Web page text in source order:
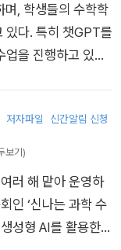
, 학생들의 수학학
있다. 특히 챗GPT를
을 진행하고 있으
저자파일 신간알림 신청
보기)
러 해 맡아 운영하
인 ‘신나는 과학 수
성형 AI를 활용한